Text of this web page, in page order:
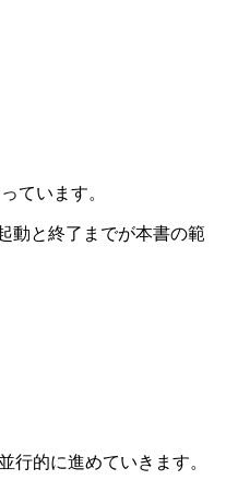
ています。
動と終了までが本書の範
行的に進めていきます。